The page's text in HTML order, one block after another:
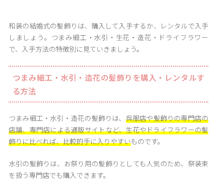
和装の結婚式の髪飾りは、購入して入手するか、レンタルで入手
しましょう。つまみ細工・水引・生花・造花・ドライフラワー
で、入手方法の特徴別に見ていきましょう。
つまみ細工・水引・造花の髪飾りを購入・レンタルす
る方法
つまみ細工・水引・造花の髪飾りは、 呉服店や髪飾りの専門店の
店舗、専門店による通販サイトなど、生花やドライフラワーの髪
飾りに比べれば、比較的手に入りやすいものです。
水引の髪飾りは、お祭り用の髪飾りとしても人気のため、祭装束
を扱う専門店でも購入できます。